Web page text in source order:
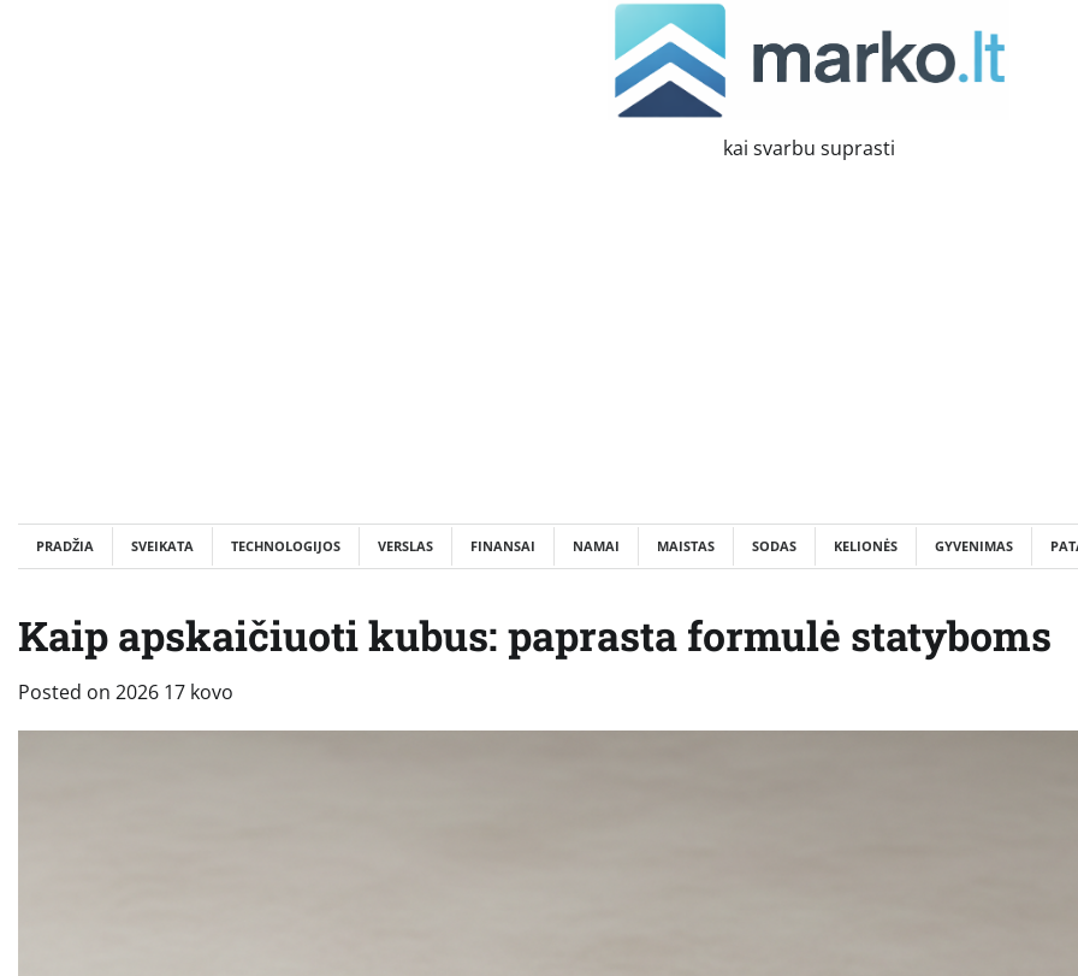
kai svarbu suprasti
PRADŽIA SVEIKATA TECHNOLOGIJOS VERSLAS FINANSAI NAMAI MAISTAS SODAS KELIONĖS GYVENIMAS
Kaip apskaičiuoti kubus: paprasta formulė statyboms
Posted on 2026 17 kovo